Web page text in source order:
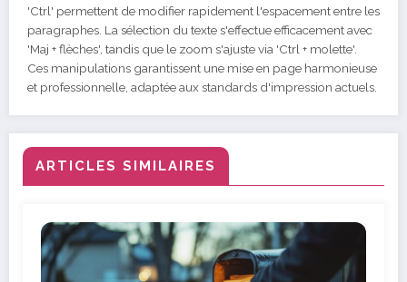
'Ctrl' permettent de modifier rapidement l'espacement entre les
paragraphes. La sélection du texte s'effectue efficacement avec
'Maj + flèches', tandis que le zoom s'ajuste via 'Ctrl + molette'.
Ces manipulations garantissent une mise en page harmonieuse
et professionnelle, adaptée aux standards d'impression actuels.
ARTICLES SIMILAIRES